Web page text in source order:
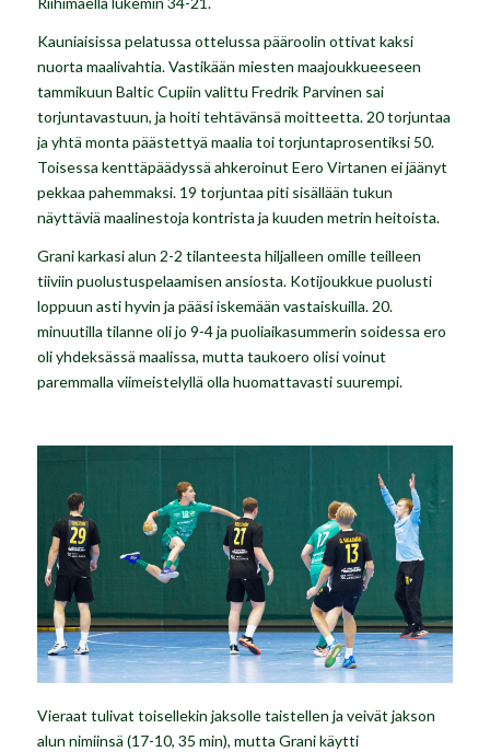
Kauniaisissa pelatussa ottelussa pääroolin ottivat kaksi
nuorta maalivahtia. Vastikään miesten maajoukkueeseen
tammikuun Baltic Cupiin valittu Fredrik Parvinen sai
torjuntavastuun, ja hoiti tehtävänsä moitteetta. 20 torjuntaa
ja yhtä monta päästettyä maalia toi torjuntaprosentiksi 50.
Toisessa kenttäpäädyssä ahkeroinut Eero Virtanen ei jäänyt
pekkaa pahemmaksi. 19 torjuntaa piti sisällään tukun
näyttäviä maalinestoja kontrista ja kuuden metrin heitoista.
Grani karkasi alun 2-2 tilanteesta hiljalleen omille teilleen
tiiviin puolustuspelaamisen ansiosta. Kotijoukkue puolusti
loppuun asti hyvin ja pääsi iskemään vastaiskuilla. 20.
minuutilla tilanne oli jo 9-4 ja puoliaikasummerin soidessa ero
oli yhdeksässä maalissa, mutta taukoero olisi voinut
paremmalla viimeistelyllä olla huomattavasti suurempi.
Vieraat tulivat toisellekin jaksolle taistellen ja veivät jakson
alun nimiinsä (17-10, 35 min), mutta Grani käytti